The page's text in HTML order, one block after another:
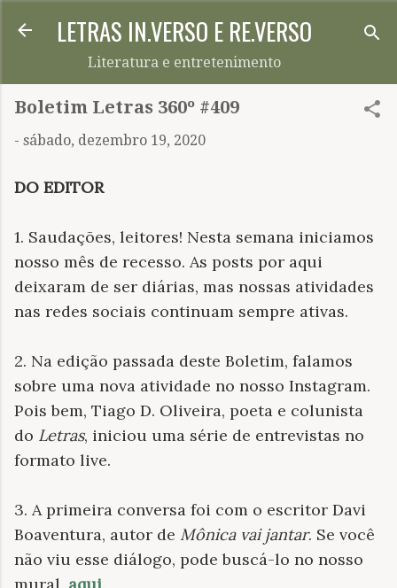
Pular para o conteúdo principal
LETRAS IN.VERSO E RE.VERSO
Literatura e entretenimento
Boletim Letras 360º #409
- sábado, dezembro 19, 2020
DO EDITOR
1. Saudações, leitores! Nesta semana iniciamos
nosso mês de recesso. As posts por aqui
deixaram de ser diárias, mas nossas atividades
nas redes sociais continuam sempre ativas.
2. Na edição passada deste Boletim, falamos
sobre uma nova atividade no nosso Instagram.
Pois bem, Tiago D. Oliveira, poeta e colunista
do Letras, iniciou uma série de entrevistas no
formato live.
3. A primeira conversa foi com o escritor Davi
Boaventura, autor de Mônica vai jantar. Se você
não viu esse diálogo, pode buscá-lo no nosso